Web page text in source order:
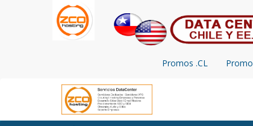
Promos .CL